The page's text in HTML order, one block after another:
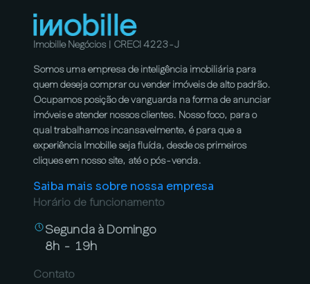
Imobille Negócios | CRECI 4223-J
Somos uma empresa de inteligência imobiliária para
quem deseja comprar ou vender imóveis de alto padrão.
Ocupamos posição de vanguarda na forma de anunciar
imóveis e atender nossos clientes. Nosso foco, para o
qual trabalhamos incansavelmente, é para que a
experiência Imobille seja fluída, desde os primeiros
cliques em nosso site, até o pós-venda.
Saiba mais sobre nossa empresa
Horário de funcionamento
Segunda à Domingo
8h - 19h
Contato